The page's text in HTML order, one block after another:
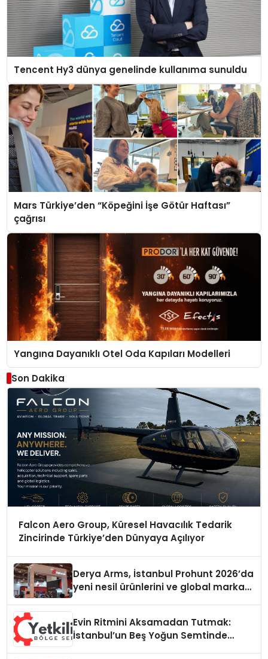
Tencent Hy3 dünya genelinde kullanıma sunuldu
Mars Türkiye’den “Köpeğini İşe Götür Haftası”
çağrısı
Yangına Dayanıklı Otel Oda Kapıları Modelleri
Son Dakika
Falcon Aero Group, Küresel Havacılık Tedarik
Zincirinde Türkiye’den Dünyaya Açılıyor
Derya Arms, İstanbul Prohunt 2026’da
yeni nesil ürünlerini ve global marka
Evin Ritmini Aksamadan Tutmak:
İstanbul’un Beş Yoğun Semtinde